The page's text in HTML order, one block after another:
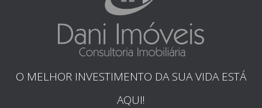
O MELHOR INVESTIMENTO DA SUA VIDA ESTÁ
AQUI!